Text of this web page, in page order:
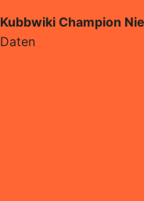
Kubbwiki Champion
Daten